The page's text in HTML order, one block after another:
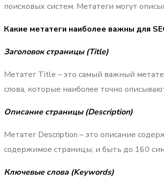
поисковых систем. Метатеги могут
Какие метатеги наиболее важны для
Заголовок страницы (Title)
Метатег Title – это самый важный
слова, которые наиболее точно
Описание страницы (Description)
Метатег Description – это описание
содержимое страницы, и быть до 160
Ключевые слова (Keywords)